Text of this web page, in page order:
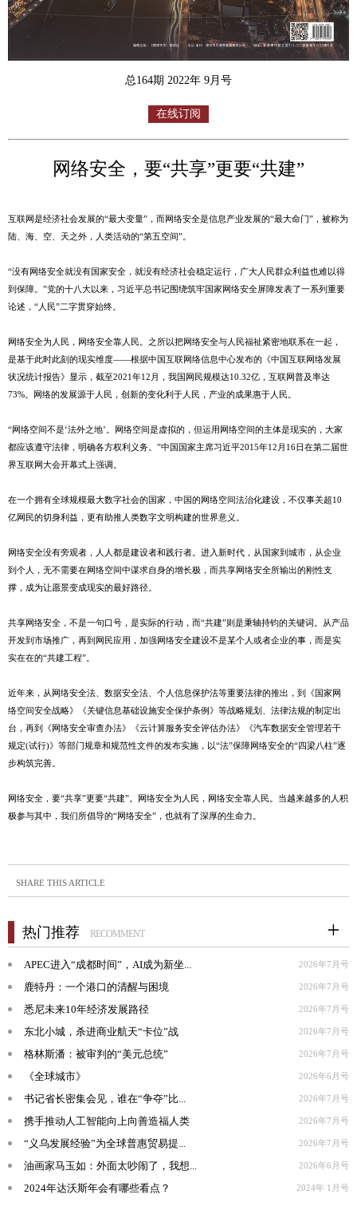
总164期 2022年 9月号
在线订阅
网络安全，要“共享”更要“共建”
互联网是经济社会发展的“最大变量”，而网络安全是信息产业发展的“最大命门”，被称为
陆、海、空、天之外，人类活动的“第五空间”。
“没有网络安全就没有国家安全，就没有经济社会稳定运行，广大人民群众利益也难以得
到保障。”党的十八大以来，习近平总书记围绕筑牢国家网络安全屏障发表了一系列重要
论述，“人民”二字贯穿始终。
网络安全为人民，网络安全靠人民。之所以把网络安全与人民福祉紧密地联系在一起，
是基于此时此刻的现实维度——根据中国互联网络信息中心发布的《中国互联网络发展
状况统计报告》显示，截至2021年12月，我国网民规模达10.32亿，互联网普及率达
73%。网络的发展源于人民，创新的变化利于人民，产业的成果惠于人民。
“网络空间不是‘法外之地’。网络空间是虚拟的，但运用网络空间的主体是现实的，大家
都应该遵守法律，明确各方权利义务。”中国国家主席习近平2015年12月16日在第二届世
界互联网大会开幕式上强调。
在一个拥有全球规模最大数字社会的国家，中国的网络空间法治化建设，不仅事关超10
亿网民的切身利益，更有助推人类数字文明构建的世界意义。
网络安全没有旁观者，人人都是建设者和践行者。进入新时代，从国家到城市，从企业
到个人，无不需要在网络空间中谋求自身的增长极，而共享网络安全所输出的刚性支
撑，成为让愿景变成现实的最好路径。
共享网络安全，不是一句口号，是实际的行动，而“共建”则是秉轴持钧的关键词。从产品
开发到市场推广，再到网民应用，加强网络安全建设不是某个人或者企业的事，而是实
实在在的“共建工程”。
近年来，从网络安全法、数据安全法、个人信息保护法等重要法律的推出，到《国家网
络空间安全战略》《关键信息基础设施安全保护条例》等战略规划、法律法规的制定出
台，再到《网络安全审查办法》《云计算服务安全评估办法》《汽车数据安全管理若干
规定(试行)》等部门规章和规范性文件的发布实施，以“法”保障网络安全的“四梁八柱”逐
步构筑完善。
网络安全，要“共享”更要“共建”。网络安全为人民，网络安全靠人民。当越来越多的人积
极参与其中，我们所倡导的“网络安全”，也就有了深厚的生命力。
SHARE THIS ARTICLE
热门推荐 RECOMMENT
APEC进入“成都时间”，AI成为新坐... 2026年7月号
鹿特丹：一个港口的清醒与困境 2026年7月号
悉尼未来10年经济发展路径 2026年7月号
东北小城，杀进商业航天“卡位”战 2026年7月号
格林斯潘：被审判的“美元总统” 2026年7月号
《全球城市》 2026年6月号
书记省长密集会见，谁在“争夺”比... 2026年7月号
携手推动人工智能向上向善造福人类 2026年7月号
“义乌发展经验”为全球普惠贸易提... 2026年7月号
油画家马玉如：外面太吵闹了，我想... 2026年6月号
2024年达沃斯年会有哪些看点？ 2024年 1月号